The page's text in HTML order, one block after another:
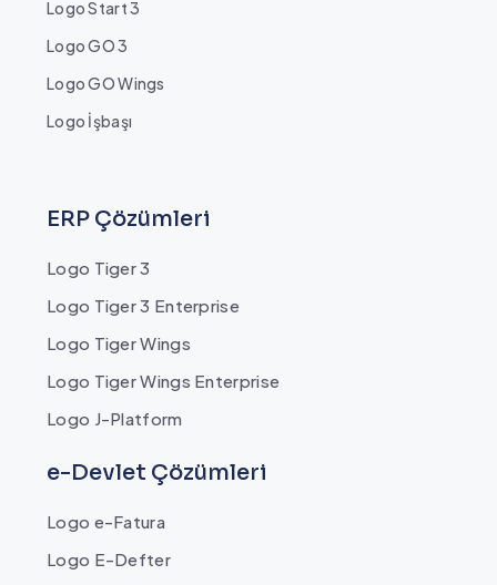
Logo Start 3
Logo GO 3
Logo GO Wings
Logo İşbaşı
ERP Çözümleri
Logo Tiger 3
Logo Tiger 3 Enterprise
Logo Tiger Wings
Logo Tiger Wings Enterprise
Logo J-Platform
e-Devlet Çözümleri
Logo e-Fatura
Logo E-Defter